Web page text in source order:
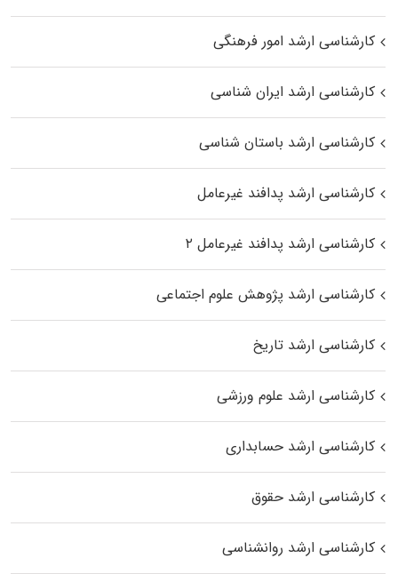
کارشناسی ارشد امور فرهنگی
کارشناسی ارشد ایران شناسی
کارشناسی ارشد باستان شناسی
کارشناسی ارشد پدافند غیرعامل
کارشناسی ارشد پدافند غیرعامل ۲
کارشناسی ارشد پژوهش علوم اجتماعی
کارشناسی ارشد تاریخ
کارشناسی ارشد علوم ورزشی
کارشناسی ارشد حسابداری
کارشناسی ارشد حقوق
کارشناسی ارشد روانشناسی